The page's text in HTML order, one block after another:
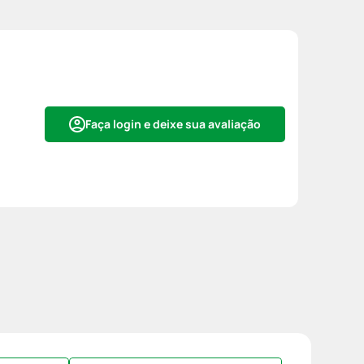
Faça login e deixe sua avaliação